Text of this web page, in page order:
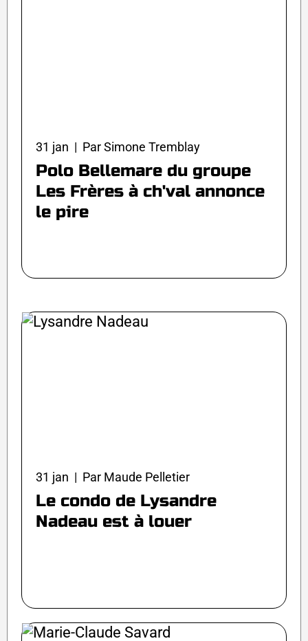
31 jan | Par Simone Tremblay
Polo Bellemare du groupe
Les Frères à ch'val annonce
le pire
31 jan | Par Maude Pelletier
Le condo de Lysandre
Nadeau est à louer